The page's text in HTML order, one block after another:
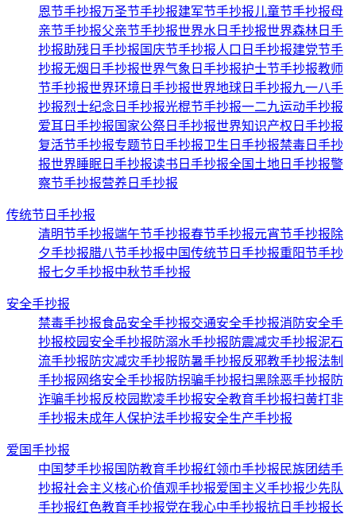
恩节手抄报万圣节手抄报建军节手抄报儿童节手抄报母
亲节手抄报父亲节手抄报世界水日手抄报世界森林日手
抄报助残日手抄报 国庆节手抄报人口日手抄报建党节手
抄报无烟日手抄报世界气象日手抄报护士节手抄报教师
节手抄报世界环境日手抄报世界地球日手抄报九一八手
抄报烈士纪念日手抄报光棍节手抄报一二九运动手抄报
爱耳日手抄报 国家公祭日手抄报世界知识产权日手抄报
复活节手抄报专题节日手抄报卫生日手抄报禁毒日手抄
报世界睡眠日手抄报读书日手抄报全国土地日手抄报警
察节手抄报营养日手抄报
传统节日手抄报
清明节手抄报端午节手抄报春节手抄报元宵节手抄报除
夕手抄报腊八节手抄报中国传统节日手抄报重阳节手抄
报七夕手抄报中秋节手抄报
安全手抄报
禁毒手抄报食品安全手抄报交通安全手抄报消防安全手
抄报校园安全手抄报 防溺水手抄报 防震减灾手抄报泥石
流手抄报 防灾减灾手抄报 防暑手抄报反邪教手抄报法制
手抄报 网络安全手抄报 防拐骗手抄报扫黑除恶手抄报 防
诈骗手抄报反校园欺凌手抄报安全教育手抄报扫黄打非
手抄报未成年人保护法手抄报安全生产手抄报
爱国手抄报
中国梦手抄报 国防教育手抄报红领巾手抄报 民族团结手
抄报社会主义核心价值观手抄报爱国主义手抄报少先队
手抄报红色教育手抄报党在我心中手抄报抗日手抄报长